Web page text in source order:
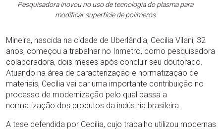
Pesquisadora inovou no uso de tecnologia do plasma para
modificar superfície de polímeros
Mineira, nascida na cidade de Uberlândia, Cecilia Vilani, 32
anos, começou a trabalhar no Inmetro, como pesquisadora
colaboradora, dois meses após concluir seu doutorado.
Atuando na área de caracterização e normatização de
materiais, Cecília vai dar uma importante contribuição no
processo de modernização pelo qual passa a
normatização dos produtos da indústria brasileira.
A tese defendida por Cecília, cujo trabalho utilizou modernas